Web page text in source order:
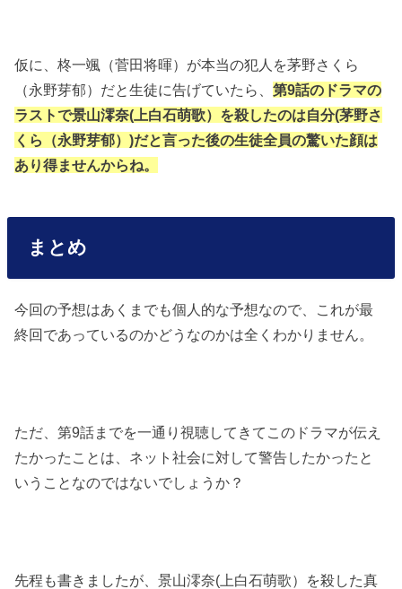
仮に、柊一颯（菅田将暉）が本当の犯人を茅野さくら
（永野芽郁）だと生徒に告げていたら、第9話のドラマの
ラストで景山澪奈(上白石萌歌）を殺したのは自分(茅野さ
くら（永野芽郁）)だと言った後の生徒全員の驚いた顔は
あり得ませんからね。
まとめ
今回の予想はあくまでも個人的な予想なので、これが最
終回であっているのかどうなのかは全くわかりません。
ただ、第9話までを一通り視聴してきてこのドラマが伝え
たかったことは、ネット社会に対して警告したかったと
いうことなのではないでしょうか？
先程も書きましたが、景山澪奈(上白石萌歌）を殺した真